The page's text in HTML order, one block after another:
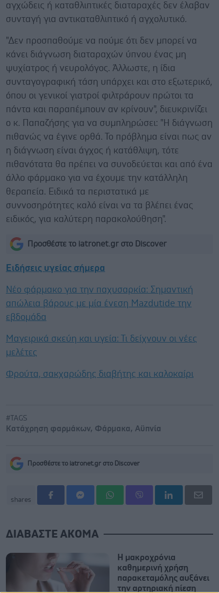
αγχώδεις ή καταθλιπτικές διαταραχές δεν έλαβαν
συνταγή για αντικαταθλιπτικό ή αγχολυτικό.
"Δεν προσπαθούμε να πούμε ότι δεν μπορεί να
κάνει διάγνωση διαταραχών ύπνου ένας μη
ψυχίατρος ή νευρολόγος. Άλλωστε, η ίδια
συνταγογραφική τάση υπάρχει και στο εξωτερικό,
όπου οι γενικοί γιατροί φιλτράρουν πρώτοι τα
πάντα και παραπέμπουν αν κρίνουν", διευκρινίζει
ο κ. Παπαζήσης για να συμπληρώσει: "Η διάγνωση
πιθανώς να έγινε ορθά. Το πρόβλημα είναι πως αν
η διάγνωση είναι άγχος ή κατάθλιψη, τότε
πιθανότατα θα πρέπει να συνοδεύεται και από ένα
άλλο φάρμακο για να έχουμε την κατάλληλη
θεραπεία. Ειδικά τα περιστατικά με
συννοσηρότητες καλό είναι να τα βλέπει ένας
ειδικός, για καλύτερη παρακολούθηση".
Προσθέστε το iatronet.gr στο Discover
Ειδήσεις υγείας σήμερα
Νέο φάρμακο για την παχυσαρκία: Σημαντική
απώλεια βάρους με μία ένεση Mazdutide την
εβδομάδα
Μαγειρικά σκεύη και υγεία: Τι δείχνουν οι νέες
μελέτες
Φρούτα, σακχαρώδης διαβήτης και καλοκαίρι
#TAGS
Κατάχρηση φαρμάκων, Φάρμακα, Αϋπνία
Προσθέστε το iatronet.gr στο Discover
shares
ΔΙΑΒΑΣΤΕ ΑΚΟΜΑ
Η μακροχρόνια
καθημερινή χρήση
παρακεταμόλης αυξάνει
την αρτηριακή πίεση